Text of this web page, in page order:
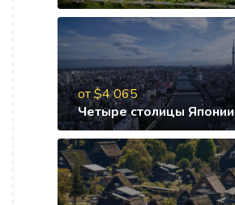
от $4 065
Четыре столицы Японии